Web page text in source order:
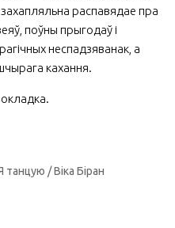
распавядае пра
поўны прыгодаў і
неспадзяванак, а
кахання.
танцую / Віка Біран